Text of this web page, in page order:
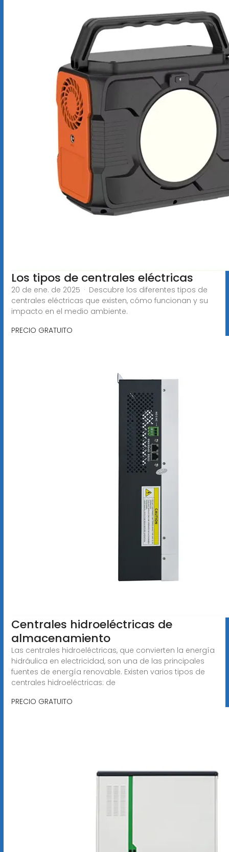
Los tipos de centrales eléctricas
20 de ene. de 2025 · Descubre los diferentes tipos de
centrales eléctricas que existen, cómo funcionan y su
impacto en el medio ambiente.
PRECIO GRATUITO
Centrales hidroeléctricas de
almacenamiento
Las centrales hidroeléctricas, que convierten la energía
hidráulica en electricidad, son una de las principales
fuentes de energía renovable. Existen varios tipos de
centrales hidroeléctricas: de
PRECIO GRATUITO